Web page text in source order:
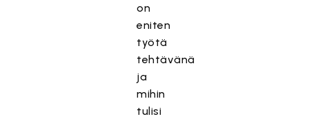
on
eniten
työtä
tehtävänä
ja
mihin
tulisi